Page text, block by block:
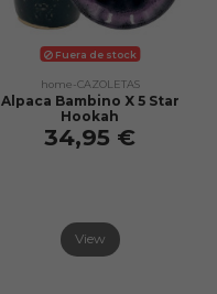
Fuera de stock
home-CAZOLETAS
Alpaca Bambino X 5 Star
Hookah
34,95 €
View